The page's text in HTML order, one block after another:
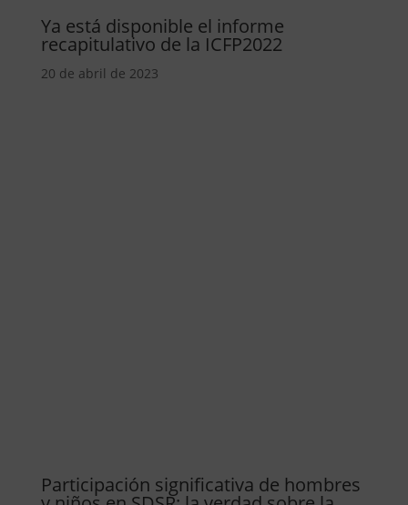
Ya está disponible el informe
recapitulativo de la ICFP2022
20 de abril de 2023
Participación significativa de hombres